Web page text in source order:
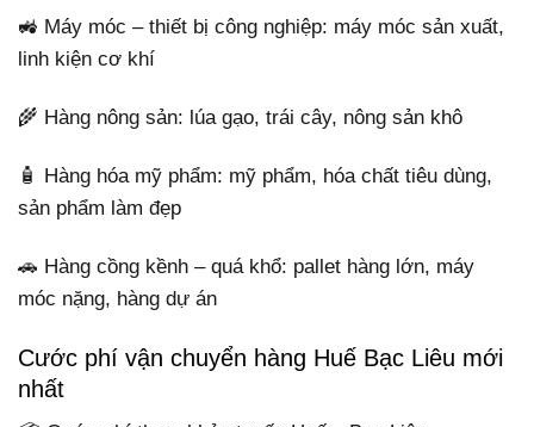
🚜 Máy móc – thiết bị công nghiệp: máy móc sản xuất,
linh kiện cơ khí
🌾 Hàng nông sản: lúa gạo, trái cây, nông sản khô
🧴 Hàng hóa mỹ phẩm: mỹ phẩm, hóa chất tiêu dùng,
sản phẩm làm đẹp
🚗 Hàng cồng kềnh – quá khổ: pallet hàng lớn, máy
móc nặng, hàng dự án
Cước phí vận chuyển hàng Huế Bạc Liêu mới
nhất